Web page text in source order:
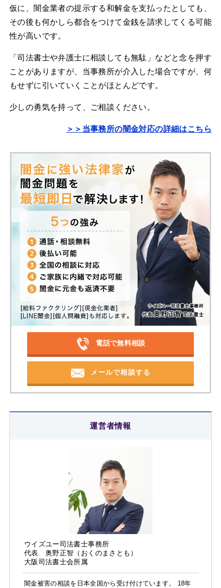
仮に、闇金業者の提示する和解金を支払ったとしても、
その後も何かしら都合をつけて金銭を請求してくる可能
性が高いです。
「司法書士や弁護士に相談しても無駄」などと念を押す
ことがありますが、当事務所が介入した場合ですが、何
もせずに引いていくことがほとんどです。
少しの勇気を持って、ご相談ください。
＞＞当事務所の闇金対応の詳細はこちら
電話で無料相談
メールで相談する
運営者情報
ウイズユー司法書士事務所
代表 奥野正智（おくのまさとも）
大阪司法書士会所属
闇金被害の相談を日本全国から受け付けています。 18年